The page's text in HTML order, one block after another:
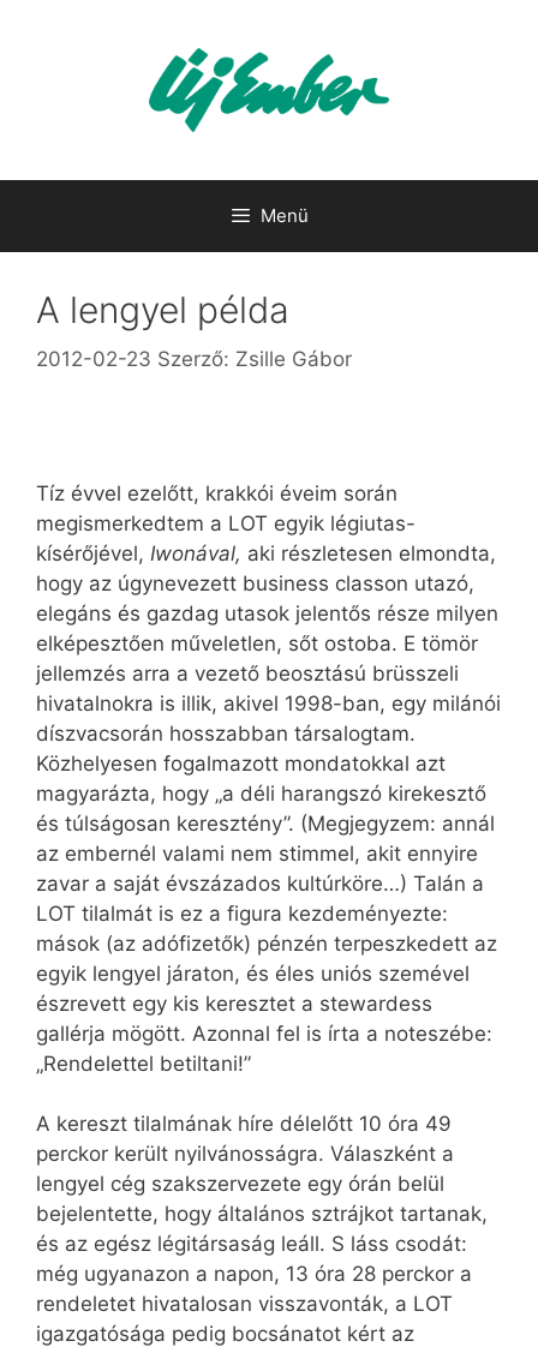
Menü
A lengyel példa
2012-02-23 Szerző: Zsille Gábor
Tíz évvel ezelőtt, krakkói éveim során
megismerkedtem a LOT egyik légiutas-
kísérőjével, Iwonával, aki részletesen elmondta,
hogy az úgynevezett business classon utazó,
elegáns és gazdag utasok jelentős része milyen
elképesztően műveletlen, sőt ostoba. E tömör
jellemzés arra a vezető beosztású brüsszeli
hivatalnokra is illik, akivel 1998-ban, egy milánói
díszvacsorán hosszabban társalogtam.
Közhelyesen fogalmazott mondatokkal azt
magyarázta, hogy „a déli harangszó kirekesztő
és túlságosan keresztény”. (Megjegyzem: annál
az embernél valami nem stimmel, akit ennyire
zavar a saját évszázados kultúrköre…) Talán a
LOT tilalmát is ez a figura kezdeményezte:
mások (az adófizetők) pénzén terpeszkedett az
egyik lengyel járaton, és éles uniós szemével
észrevett egy kis keresztet a stewardess
gallérja mögött. Azonnal fel is írta a noteszébe:
„Rendelettel betiltani!”
A kereszt tilalmának híre délelőtt 10 óra 49
perckor került nyilvánosságra. Válaszként a
lengyel cég szakszervezete egy órán belül
bejelentette, hogy általános sztrájkot tartanak,
és az egész légitársaság leáll. S láss csodát:
még ugyanazon a napon, 13 óra 28 perckor a
rendeletet hivatalosan visszavonták, a LOT
igazgatósága pedig bocsánatot kért az